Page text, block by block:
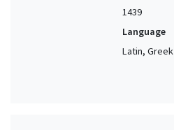
1439
Language
Latin, Greek